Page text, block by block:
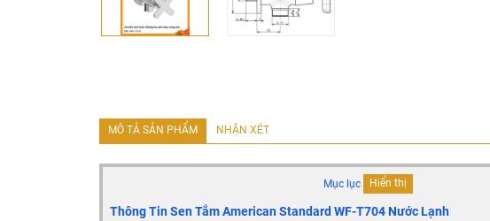
MÔ TẢ SẢN PHẨM NHẬN XÉT
Mục lục Hiển thị
Thông Tin Sen Tắm American Standard WF-T704 Nước Lạnh